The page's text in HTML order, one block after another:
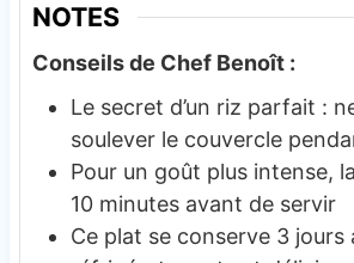
NOTES
Conseils de Chef Benoît :
Le secret d’un riz parfait :
soulever le couvercle
Pour un goût plus intense,
10 minutes avant de servir
Ce plat se conserve 3 jours